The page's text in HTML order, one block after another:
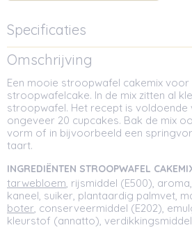
Specificaties
Netto gewicht
0,50 Kg
Afmetingen (l,b,h)
11 x 5,50 x 11 cm
Omschrijving
Een mooie stroopwafel cakemix voor
stroopwafelcake. In de mix zitten al
stroopwafel. Het recept is
ongeveer 20 cupcakes. Bak de mix
vorm of in bijvoorbeeld een
taart.
INGREDIËNTEN STROOPWAFEL
tarwebloem, rijsmiddel (E500),
kaneel, suiker, plantaardig palmvet,
boter, conserveermiddel (E202),
kleurstof (annatto), verdikkingsmiddel